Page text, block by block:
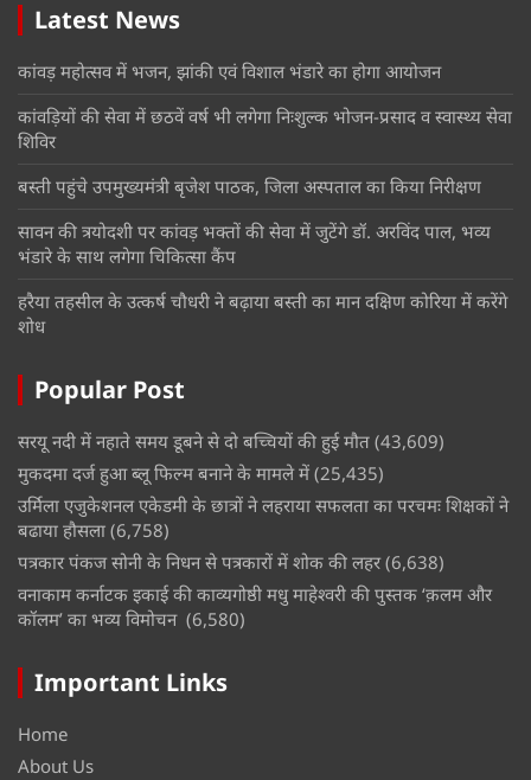
Latest News
कांवड़ महोत्सव में भजन, झांकी एवं विशाल भंडारे का होगा आयोजन
कांवड़ियों की सेवा में छठवें वर्ष भी लगेगा निःशुल्क भोजन-प्रसाद व स्वास्थ्य सेवा
शिविर
बस्ती पहुंचे उपमुख्यमंत्री बृजेश पाठक, जिला अस्पताल का किया निरीक्षण
सावन की त्रयोदशी पर कांवड़ भक्तों की सेवा में जुटेंगे डॉ. अरविंद पाल, भव्य
भंडारे के साथ लगेगा चिकित्सा कैंप
हरैया तहसील के उत्कर्ष चौधरी ने बढ़ाया बस्ती का मान दक्षिण कोरिया में करेंगे
शोध
Popular Post
सरयू नदी में नहाते समय डूबने से दो बच्चियों की हुई मौत (43,609)
मुकदमा दर्ज हुआ ब्लू फिल्म बनाने के मामले में (25,435)
उर्मिला एजुकेशनल एकेडमी के छात्रों ने लहराया सफलता का परचमः शिक्षकों ने
बढाया हौसला (6,758)
पत्रकार पंकज सोनी के निधन से पत्रकारों में शोक की लहर (6,638)
वनाकाम कर्नाटक इकाई की काव्यगोष्ठी मधु माहेश्वरी की पुस्तक ‘क़लम और
कॉलम’ का भव्य विमोचन (6,580)
Important Links
Home
About Us